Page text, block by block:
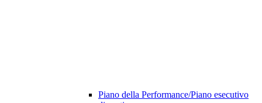
Piano della Performance/Piano esecutivo